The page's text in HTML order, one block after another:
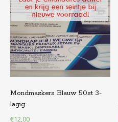
Mondmaskers Blauw 50st 3-
lagig
€12,00